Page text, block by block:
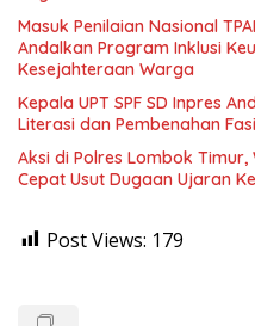
Masuk Penilaian Nasional
Andalkan Program Inklusi
Kesejahteraan Warga
Kepala UPT SPF SD Inpres
Literasi dan Pembenahan
Aksi di Polres Lombok
Cepat Usut Dugaan Ujaran
Post Views: 179